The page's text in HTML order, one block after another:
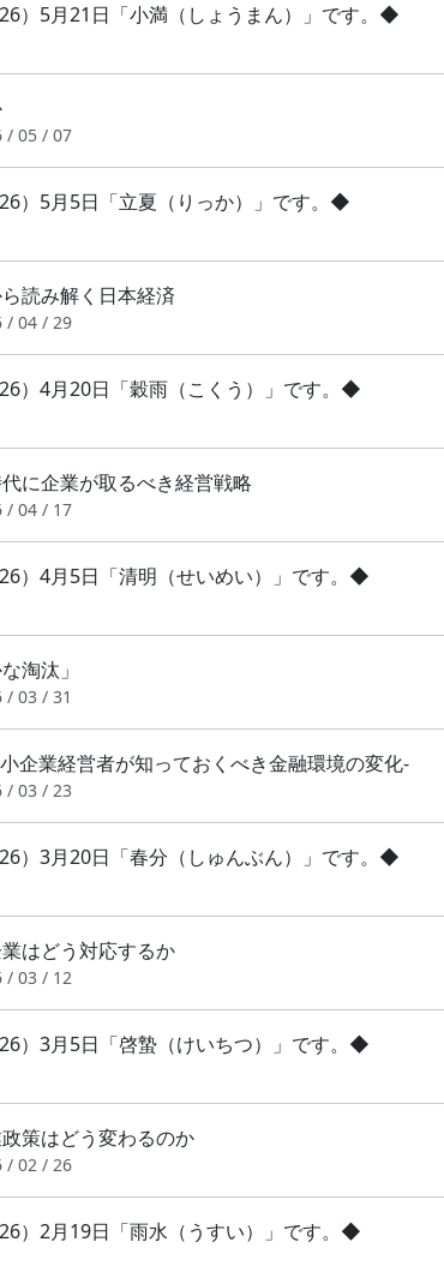
）5月21日「小満（しょうまん）」です。◆
/ 05 / 07
）5月5日「立夏（りっか）」です。◆
読み解く日本経済
/ 04 / 29
）4月20日「穀雨（こくう）」です。◆
に企業が取るべき経営戦略
/ 04 / 17
）4月5日「清明（せいめい）」です。◆
淘汰」
/ 03 / 31
企業経営者が知っておくべき金融環境の変化-
/ 03 / 23
）3月20日「春分（しゅんぶん）」です。◆
はどう対応するか
/ 03 / 12
）3月5日「啓蟄（けいちつ）」です。◆
策はどう変わるのか
/ 02 / 26
）2月19日「雨水（うすい）」です。◆